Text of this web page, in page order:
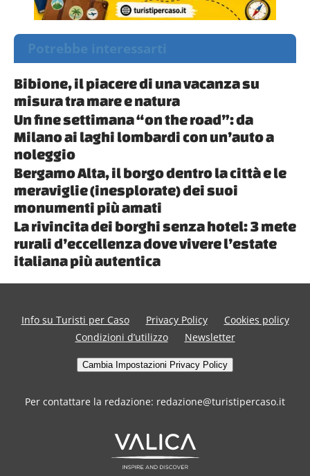
Potrebbe interessarti
Bibione, il piacere di una vacanza su
misura tra mare e natura
Un fine settimana “on the road”: da
Milano ai laghi lombardi con un’auto a
noleggio
Bergamo Alta, il borgo dentro la città e le
meraviglie (inesplorate) dei suoi
monumenti più amati
La rivincita dei borghi senza hotel: 3 mete
rurali d’eccellenza dove vivere l’estate
italiana più autentica
Info su Turisti per Caso Privacy Policy
Cookies policy
Condizioni d’utilizzo
Newsletter
Cambia Impostazioni Privacy Policy
Per contattare la redazione: redazione@turistipercaso.it